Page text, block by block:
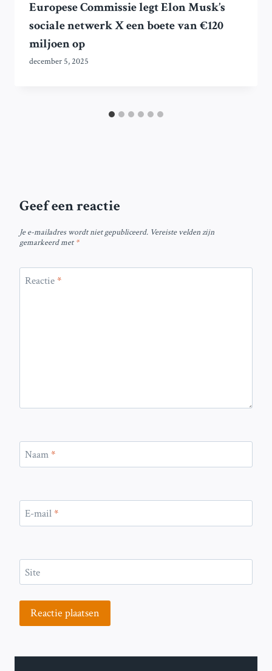
Europese Commissie legt Elon Musk’s
sociale netwerk X een boete van €120
miljoen op
december 5, 2025
Geef een reactie
Je e-mailadres wordt niet gepubliceerd. Vereiste velden zijn
gemarkeerd met*
Reactie*
Naam*
E-mail*
Site